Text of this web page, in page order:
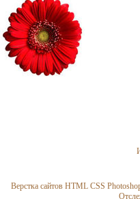
Верстка сайтов HTML CSS